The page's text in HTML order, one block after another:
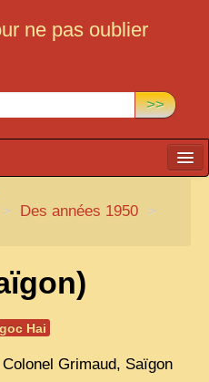
ne pas oublier
>>
> Des années 1950 >
Hai
Grimaud, Saïgon